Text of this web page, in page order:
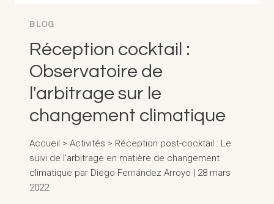
BLOG
Réception cocktail :
Observatoire de
l'arbitrage sur le
changement climatique
Accueil > Activités > Réception post-cocktail : Le
suivi de l'arbitrage en matière de changement
climatique par Diego Fernández Arroyo | 28 mars
2022